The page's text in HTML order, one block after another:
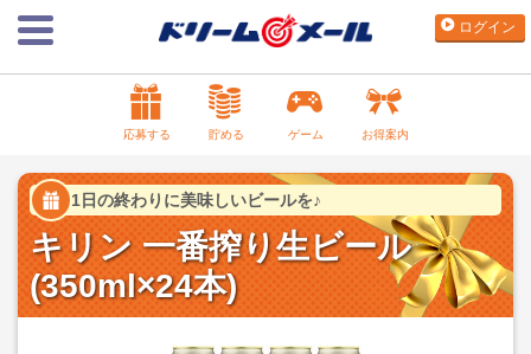
ログイン
応募する 貯める ゲーム お得案内
1日の終わりに美味しいビールを♪
キリン 一番搾り生ビール
(350ml×24本)